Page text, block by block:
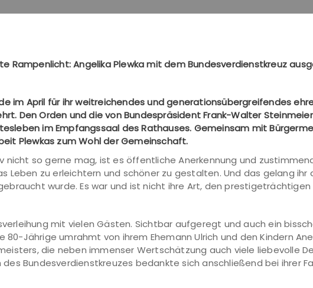
Rampenlicht:Angelika Plewka mit dem Bundesverdienstkreuz
im April für ihr weitreichendes und generationsübergreifendes
Den Orden und die von Bundespräsident Frank-Walter
im Empfangssaal des Rathauses. Gemeinsam mit
Plewkas zum Wohl der Gemeinschaft.
nicht so gerne mag, ist es öffentliche Anerkennung und
Leben zu erleichtern und schöner zu gestalten. Und das gelang
wurde. Es war und ist nicht ihre Art, den
mit vielen Gästen. Sichtbar aufgeregt und auch ein
80-Jährige umrahmt von ihrem Ehemann Ulrich und den Kindern
die neben immenser Wertschätzung auch viele liebevolle
Bundesverdienstkreuzes bedankte sich anschließend bei ihrer